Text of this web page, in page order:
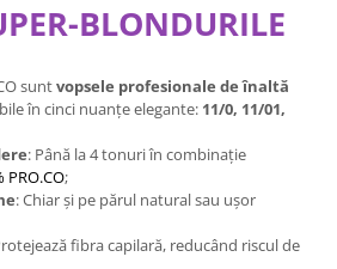
BLONDURILE
suntvopsele profesionale de înaltă
în cinci nuanțe elegante: 11/0, 11/01,
: Până la 4 tonuri în combinație
;
: Chiar și pe părul natural sau ușor
fibra capilară, reducând riscul de